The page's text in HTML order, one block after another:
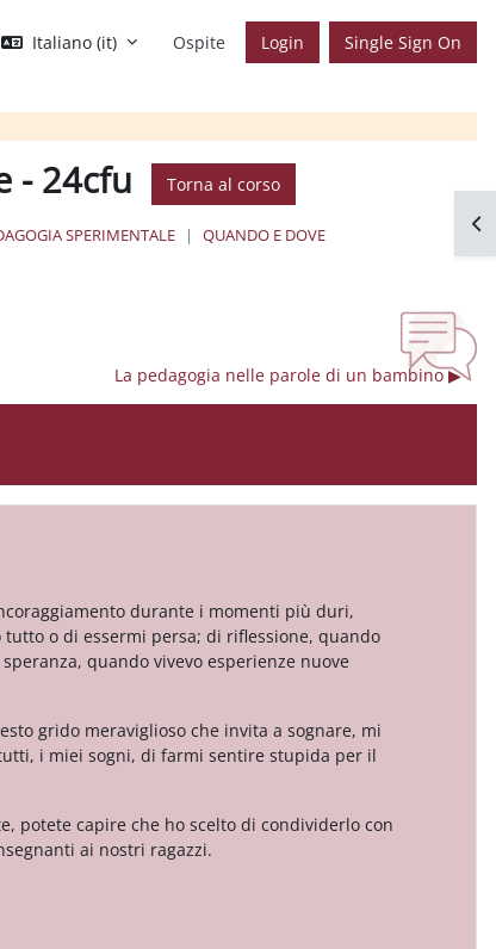
Italiano ‎(it)‎ Ospite Login Single Sign On
- 24cfu Torna al corso
SPERIMENTALE
QUANDO E DOVE
La pedagogia nelle parole di un bambino ▶︎
durante i momenti più duri,
o di essermi persa; di riflessione, quando
quando vivevo esperienze nuove
grido meraviglioso che invita a sognare, mi
i miei sogni, di farmi sentire stupida per il
potete capire che ho scelto di condividerlo con
ai nostri ragazzi.